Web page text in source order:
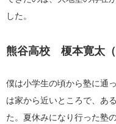
した。
熊谷高校 榎本寛太（
僕は小学生の頃から塾に通
は家から近いところで、あ
た。夏休みになり行った塾